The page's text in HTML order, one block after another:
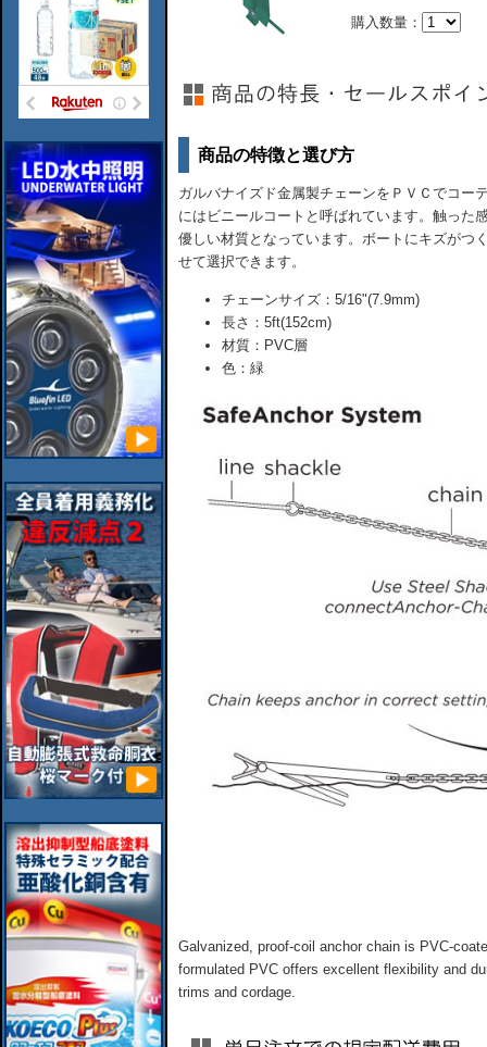
購入数量：
商品の特徴と選び方
ガルバナイズド金属製チェーンをＰＶＣでコー
にはビニールコートと呼ばれています。触った
優しい材質となっています。ボートにキズがつ
せて選択できます。
チェーンサイズ：5/16"(7.9mm)
長さ：5ft(152cm)
材質：PVC層
色：緑
Galvanized, proof-coil anchor chain is PVC-
formulated PVC offers excellent flexibility and
trims and cordage.